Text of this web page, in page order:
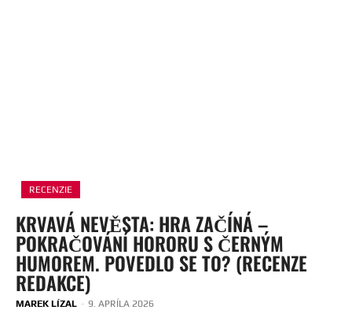
RECENZIE
KRVAVÁ NEVĚSTA: HRA ZAČÍNÁ –
POKRAČOVÁNÍ HORORU S ČERNÝM
HUMOREM. POVEDLO SE TO? (RECENZE
REDAKCE)
MAREK LÍZAL - 9. APRÍLA 2026